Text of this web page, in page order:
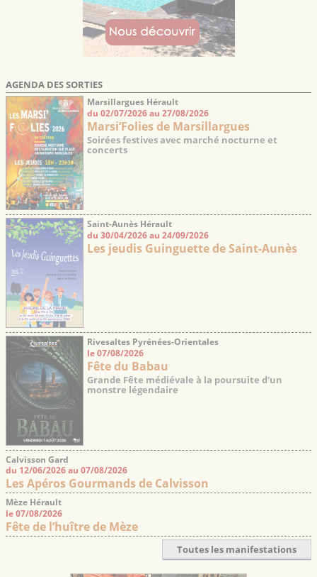
AGENDA DES SORTIES
Marsillargues Hérault
du 02/07/2026 au 27/08/2026
Marsi’Folies de Marsillargues
Soirées festives avec marché nocturne et
concerts
Saint-Aunès Hérault
du 30/04/2026 au 24/09/2026
Les jeudis Guinguette de Saint-Aunès
Rivesaltes Pyrénées-Orientales
le 07/08/2026
Fête du Babau
Grande Fête médiévale à la poursuite d'un
monstre légendaire
Calvisson Gard
du 12/06/2026 au 07/08/2026
Les Apéros Gourmands de Calvisson
Mèze Hérault
le 07/08/2026
Fête de l’huître de Mèze
Toutes les manifestations